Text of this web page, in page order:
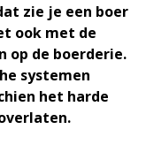
zie je een boer
ook met de
op de boerderie.
systemen
het harde